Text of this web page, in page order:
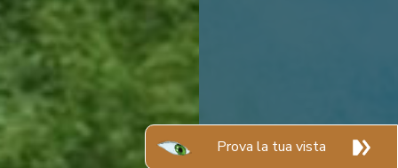
Prova la tua vista